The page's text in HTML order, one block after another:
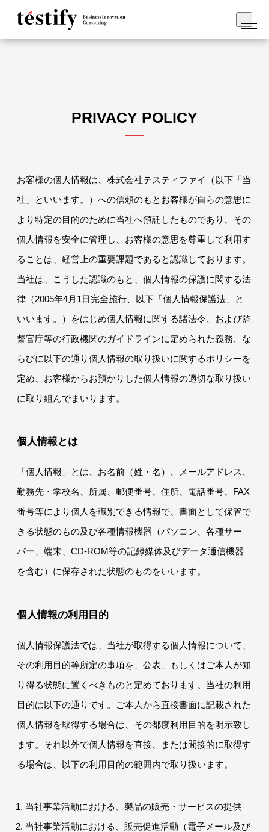
PRIVACY POLICY
お客様の個人情報は、株式会社テスティファイ（以下「当
社」といいます。）への信頼のもとお客様が自らの意思に
より特定の目的のために当社へ預託したものであり、その
個人情報を安全に管理し、お客様の意思を尊重して利用す
ることは、経営上の重要課題であると認識しております。
当社は、こうした認識のもと、個人情報の保護に関する法
律（2005年4月1日完全施行、以下「個人情報保護法」と
いいます。）をはじめ個人情報に関する諸法令、および監
督官庁等の行政機関のガイドラインに定められた義務、な
らびに以下の通り個人情報の取り扱いに関するポリシーを
定め、お客様からお預かりした個人情報の適切な取り扱い
に取り組んでまいります。
個人情報とは
「個人情報」とは、お名前（姓・名）、メールアドレス、
勤務先・学校名、所属、郵便番号、住所、電話番号、FAX
番号等により個人を識別できる情報で、書面として保管で
きる状態のもの及び各種情報機器（パソコン、各種サー
バー、端末、CD-ROM等の記録媒体及びデータ通信機器
を含む）に保存された状態のものをいいます。
個人情報の利用目的
個人情報保護法では、当社が取得する個人情報について、
その利用目的等所定の事項を、公表、もしくはご本人が知
り得る状態に置くべきものと定めております。当社の利用
目的は以下の通りです。ご本人から直接書面に記載された
個人情報を取得する場合は、その都度利用目的を明示致し
ます。それ以外で個人情報を直接、または間接的に取得す
る場合は、以下の利用目的の範囲内で取り扱います。
当社事業活動における、製品の販売・サービスの提供
当社事業活動における、販売促進活動（電子メール及び